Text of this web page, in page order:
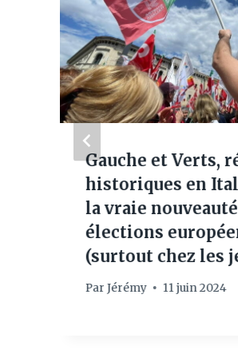
Gauche et Verts,
historiques en
la vraie
élections
(surtout chez les
Par Jérémy 11 juin 2024